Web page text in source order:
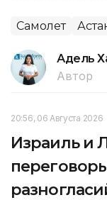
Самолет
Адель
Автор
20:56, 06 Августа 2026
Израиль и